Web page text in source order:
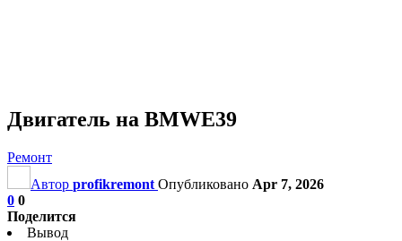
Двигатель на BMWE39
Ремонт
Автор profikremont Опубликовано Apr 7, 2026
0 0
Поделится
Вывод